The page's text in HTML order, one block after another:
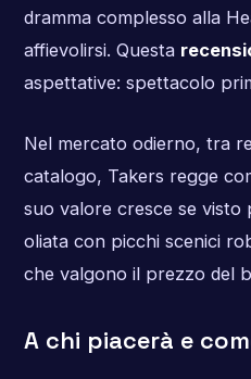
dramma complesso alla
affievolirsi. Questa
aspettative: spettacolo
Nel mercato odierno, tra
catalogo, Takers regge
suo valore cresce se
oliata con picchi scenici
che valgono il prezzo del
A chi piacerà e